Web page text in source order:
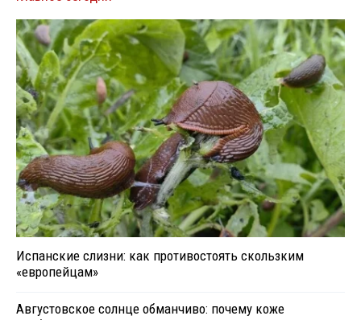
Испанские слизни: как противостоять скользким
«европейцам»
Августовское солнце обманчиво: почему коже